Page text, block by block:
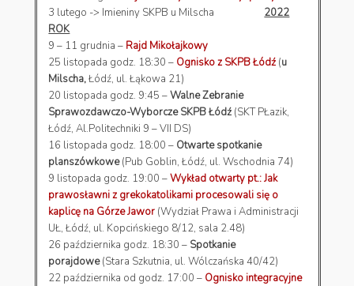
3 lutego -> Imieniny SKPB u Milscha
2022
ROK
9 – 11 grudnia – Rajd Mikołajkowy
25 listopada godz. 18:30 – Ognisko z SKPB Łódź (u
Milscha,Łódź, ul. Łąkowa 21)
20 listopada godz. 9:45 –Walne Zebranie
Sprawozdawczo-Wyborcze SKPB Łódź (SKT PŁazik,
Łódź, Al.Politechniki 9 – VII DS)
16 listopada godz. 18:00 – Otwarte spotkanie
planszówkowe(Pub Goblin, Łódź, ul. Wschodnia 74)
9 listopada godz. 19:00 –Wykład otwarty pt.: Jak
prawosławni z grekokatolikami procesowali się o
kaplicę na Górze Jawor (Wydział Prawa i Administracji
UŁ, Łódź, ul. Kopcińskiego 8/12, sala 2.48)
26 października godz. 18:30 – Spotkanie
porajdowe(Stara Szkutnia, ul. Wólczańska 40/42)
22 października od godz. 17:00 – Ognisko integracyjne